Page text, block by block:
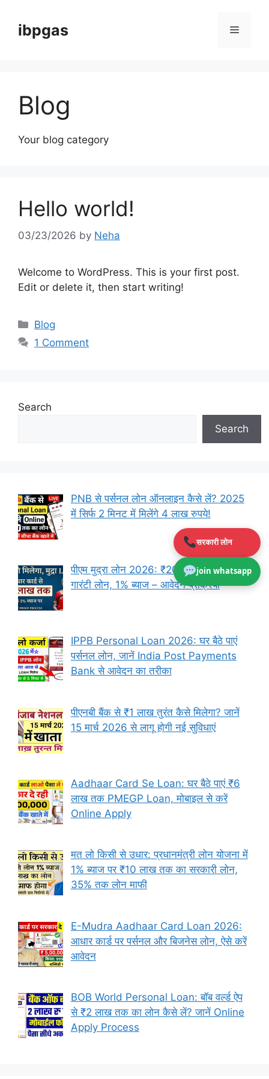
सरकारी लोन
join whatsapp
contentibpgas Menu
Blog
Your blog category
Hello world!
03/23/2026 by Neha
Welcome to WordPress. This is your first post.
Edit or delete it, then start writing!
Categories
Blog
1 Comment
Search
Search
PNB से पर्सनल लोन ऑनलाइन कैसे लें? 2025
में सिर्फ 2 मिनट में मिलेंगे 4 लाख रुपये!
पीएम मुद्रा लोन 2026: ₹20 लाख तक बिना
गारंटी लोन, 1% ब्याज – आवेदन प्रक्रिया
IPPB Personal Loan 2026: घर बैठे पाएं
पर्सनल लोन, जानें India Post Payments
Bank से आवेदन का तरीका
पीएनबी बैंक से ₹1 लाख तुरंत कैसे मिलेगा? जानें
15 मार्च 2026 से लागू होगी नई सुविधाएं
Aadhaar Card Se Loan: घर बैठे पाएं ₹6
लाख तक PMEGP Loan, मोबाइल से करें
Online Apply
मत लो किसी से उधार: प्रधानमंत्री लोन योजना में
1% ब्याज पर ₹10 लाख तक का सरकारी लोन,
35% तक लोन माफी
E-Mudra Aadhaar Card Loan 2026:
आधार कार्ड पर पर्सनल और बिजनेस लोन, ऐसे करें
आवेदन
BOB World Personal Loan: बॉब वर्ल्ड ऐप
से ₹2 लाख तक का लोन कैसे लें? जानें Online
Apply Process